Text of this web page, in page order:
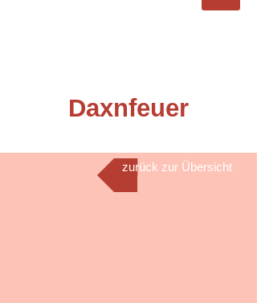
Daxnfeuer
zurück zur Übersicht